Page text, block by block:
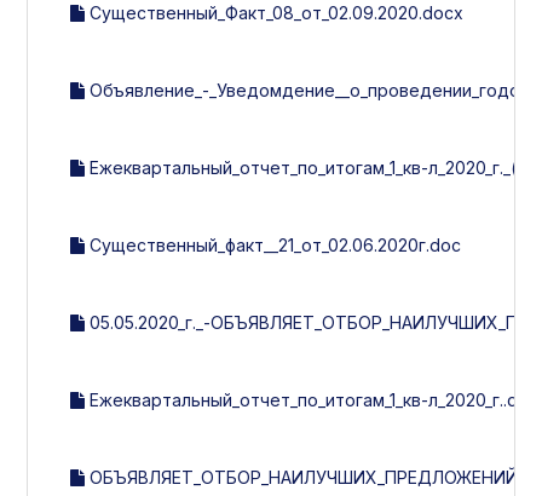
Существенный_Факт_08_от_02.09.2020.docx
Объявление_-
Ежеквартальный_отчет_по_итогам_1_кв-
Существенный_факт__21_от_02.06.2020г.doc
05.05.2020_г._-
Ежеквартальный_отчет_по_итогам_1_кв-